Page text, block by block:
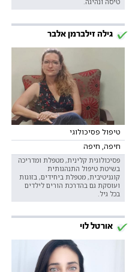
גילה זילברמן אלבר
טיפול פסיכולוגי
חיפה, חיפה
פסיכולוגית קלינית, מטפלת ומדריכה
בשיטת טיפול התנהגותית
קוגניטיבית, מטפלת ביחידים, בזוגות
ועוסקת גם בהדרכת הורים לילדים
בכל גיל.
אורטל לוי